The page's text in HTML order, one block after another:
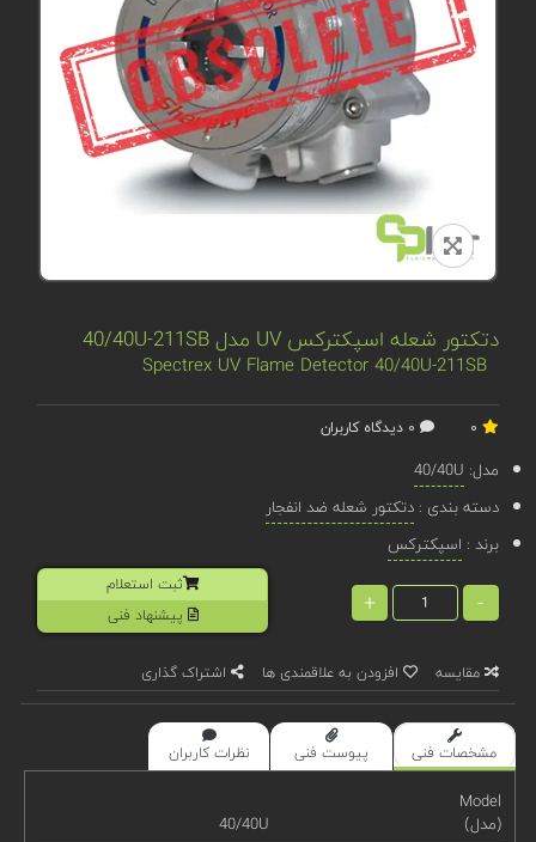
دتکتور شعله اسپکترکس UV مدل 40/40U-211SB
Spectrex UV Flame Detector 40/40U-211SB
مدل: 40/40U
دسته بندی :دتکتور شعله ضد انفجار
برند : اسپکترکس
-
+
ثبت استعلام
پیشنهاد فنی
مقایسه افزودن به علاقمندی ها اشتراک گذاری
مشخصات فنی پیوست فنی نظرات کاربران
Model
(مدل)
40/40U